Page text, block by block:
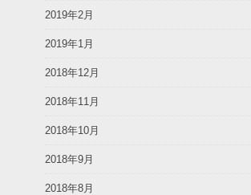
2019年2月
2019年1月
2018年12月
2018年11月
2018年10月
2018年9月
2018年8月